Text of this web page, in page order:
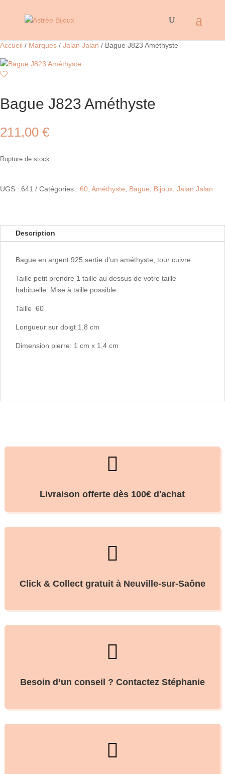
Accueil / Marques / Jalan Jalan / Bague J823 Améthyste
Bague J823 Améthyste
211,00 €
Rupture de stock
UGS : 641 Catégories : 60 Améthyste Bague Bijoux Jalan Jalan
Description
Bague en argent 925,sertie d'un améthyste, tour cuivre .
Taille petit prendre 1 taille au dessus de votre taille
habituelle. Mise à taille possible
Taille 60
Longueur sur doigt 1,8 cm
Dimension pierre: 1 cm x 1,4 cm

Livraison offerte dès 100€ d'achat

Click & Collect gratuit à Neuville-sur-Saône

Besoin d’un conseil ? Contactez Stéphanie
